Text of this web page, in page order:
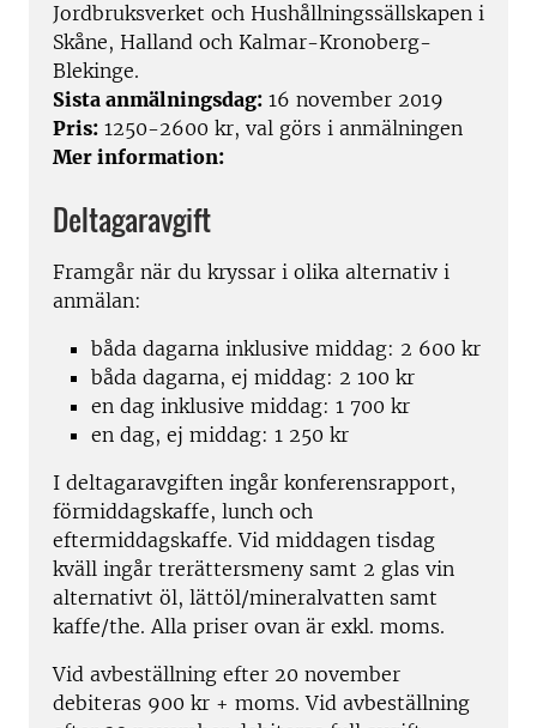
Jordbruksverket och Hushållningssällskapen i
Skåne, Halland och Kalmar-Kronoberg-
Blekinge.
Sista anmälningsdag: 16 november 2019
Pris: 1250-2600 kr, val görs i anmälningen
Mer information:
Deltagaravgift
Framgår när du kryssar i olika alternativ i
anmälan:
båda dagarna inklusive middag: 2 600 kr
båda dagarna, ej middag: 2 100 kr
en dag inklusive middag: 1 700 kr
en dag, ej middag: 1 250 kr
I deltagaravgiften ingår konferensrapport,
förmiddagskaffe, lunch och
eftermiddagskaffe. Vid middagen tisdag
kväll ingår trerättersmeny samt 2 glas vin
alternativt öl, lättöl/mineralvatten samt
kaffe/the. Alla priser ovan är exkl. moms.
Vid avbeställning efter 20 november
debiteras 900 kr + moms. Vid avbeställning